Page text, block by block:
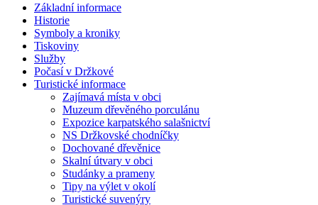
Základní informace
Historie
Symboly a kroniky
Tiskoviny
Služby
Počasí v Držkové
Turistické informace
Zajímavá místa v obci
Muzeum dřevěného porculánu
Expozice karpatského salašnictví
NS Držkovské chodníčky
Dochované dřevěnice
Skalní útvary v obci
Studánky a prameny
Tipy na výlet v okolí
Turistické suvenýry